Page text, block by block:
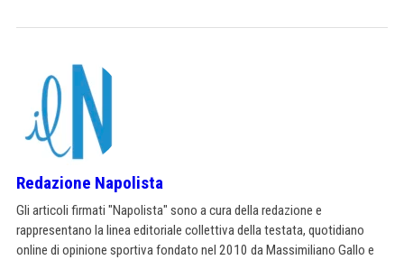
Redazione Napolista
Gli articoli firmati "Napolista" sono a cura della redazione e
rappresentano la linea editoriale collettiva della testata, quotidiano
online di opinione sportiva fondato nel 2010 da Massimiliano Gallo e